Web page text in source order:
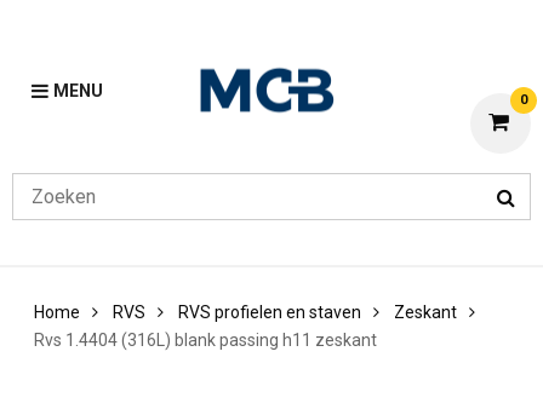
MENU 0
Home RVS RVS profielen en staven
Zeskant
Rvs 1.4404 (316L) blank passing h11 zeskant